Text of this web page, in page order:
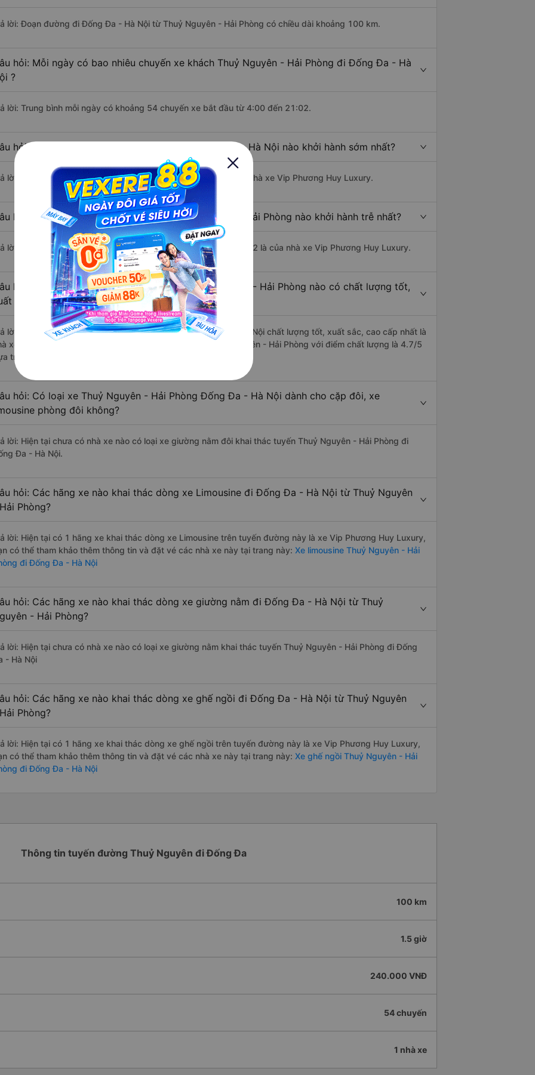
lời: Đoạn đường đi Đống Đa - Hà Nội từ Thuỷ Nguyên - Hải Phòng có chiều dài khoảng 100 km.
hỏi: Mỗi ngày có bao nhiêu chuyến xe khách Thuỷ Nguyên - Hải Phòng đi Đống Đa - Hà
?
lời: Trung bình mỗi ngày có khoảng 54 chuyến xe bắt đầu từ 4:00 đến 21:02.
hỏi: Nhà xe đi Thuỷ Nguyên - Hải Phòng Đống Đa - Hà Nội nào khởi hành sớm nhất?
lời: Chuyến xe có giờ xuất phát sớm nhất vào lúc 4:00 là của nhà xe Vip Phương Huy Luxury.
hỏi: Nhà xe đi Đống Đa - Hà Nội từ Thuỷ Nguyên - Hải Phòng nào khởi hành trễ nhất?
lời: Chuyến xe có giờ xuất phát trễ (muộn) nhất là vào lúc 21:02 là của nhà xe Vip Phương Huy Luxury.
hỏi: Review xe đi Đống Đa - Hà Nội từ Thuỷ Nguyên - Hải Phòng nào có chất lượng tốt,
sắc, cao cấp nhất?
lời: Những hãng xe đi Thuỷ Nguyên - Hải Phòng Đống Đa - Hà Nội chất lượng tốt, xuất sắc, cao cấp nhất là
xe Vip Phương Huy Luxury đi Đống Đa - Hà Nội từ Thuỷ Nguyên - Hải Phòng với điểm chất lượng là 4.7/5
trên 234 đánh giá của khách hàng).
hỏi: Có loại xe Thuỷ Nguyên - Hải Phòng Đống Đa - Hà Nội dành cho cặp đôi, xe
phòng đôi không?
lời: Hiện tại chưa có nhà xe nào có loại xe giường nằm đôi khai thác tuyến Thuỷ Nguyên - Hải Phòng đi
Đa - Hà Nội.
hỏi: Các hãng xe nào khai thác dòng xe Limousine đi Đống Đa - Hà Nội từ Thuỷ Nguyên
Phòng?
lời: Hiện tại có 1 hãng xe khai thác dòng xe Limousine trên tuyến đường này là xe Vip Phương Huy Luxury,
có thể tham khảo thêm thông tin và đặt vé các nhà xe này tại trang này: Xe limousine Thuỷ Nguyên - Hải
đi Đống Đa - Hà Nội
hỏi: Các hãng xe nào khai thác dòng xe giường nằm đi Đống Đa - Hà Nội từ Thuỷ
- Hải Phòng?
lời: Hiện tại chưa có nhà xe nào có loại xe giường nằm khai thác tuyến Thuỷ Nguyên - Hải Phòng đi Đống
- Hà Nội
hỏi: Các hãng xe nào khai thác dòng xe ghế ngồi đi Đống Đa - Hà Nội từ Thuỷ Nguyên
Phòng?
lời: Hiện tại có 1 hãng xe khai thác dòng xe ghế ngồi trên tuyến đường này là xe Vip Phương Huy Luxury,
có thể tham khảo thêm thông tin và đặt vé các nhà xe này tại trang này: Xe ghế ngồi Thuỷ Nguyên - Hải
đi Đống Đa - Hà Nội
Thông tin tuyến đường Thuỷ Nguyên đi Đống Đa
100 km
1.5 giờ
240.000 VNĐ
54 chuyến
1 nhà xe